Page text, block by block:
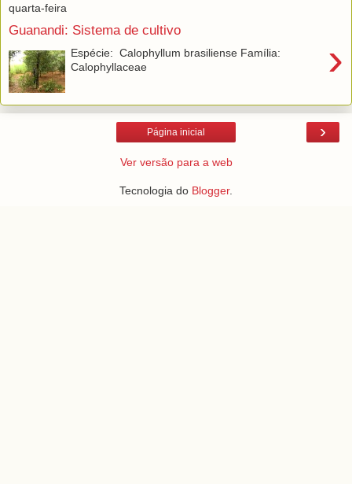
quarta-feira
Guanandi: Sistema de cultivo
›
Espécie: Calophyllum brasiliense Família:
Calophyllaceae
›
Página inicial
Ver versão para a web
Tecnologia do Blogger.